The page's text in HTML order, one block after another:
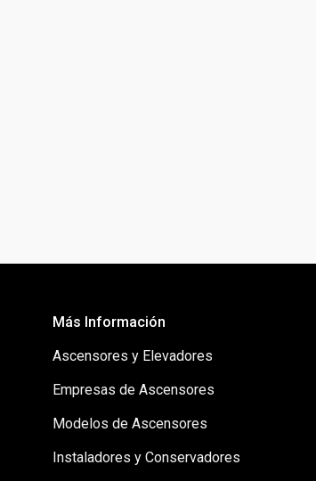
Más Información
Ascensores y Elevadores
Empresas de Ascensores
Modelos de Ascensores
Instaladores y Conservadores